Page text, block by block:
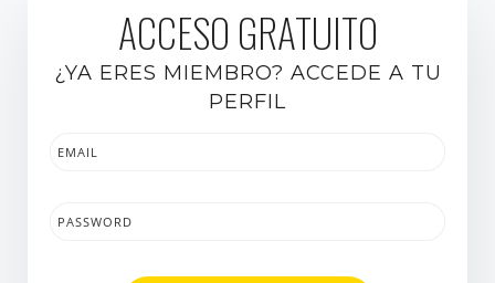
ACCESO GRATUITO
¿YA ERES MIEMBRO? ACCEDE A TU
PERFIL